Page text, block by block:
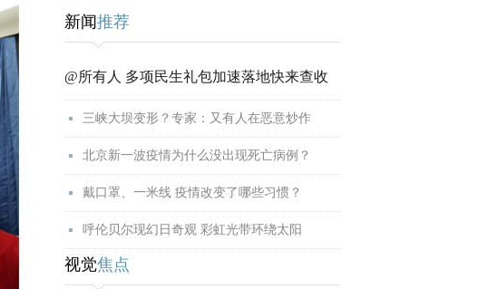
新闻推荐
@所有人 多项民生礼包加速落地快来查收
三峡大坝变形？专家：又有人在恶意炒作
北京新一波疫情为什么没出现死亡病例？
戴口罩、一米线 疫情改变了哪些习惯？
呼伦贝尔现幻日奇观 彩虹光带环绕太阳
视觉焦点